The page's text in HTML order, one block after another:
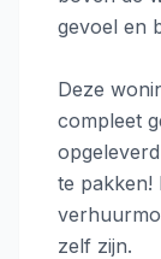
gevoel en
Deze
compleet
te pakken!
zelf zijn.